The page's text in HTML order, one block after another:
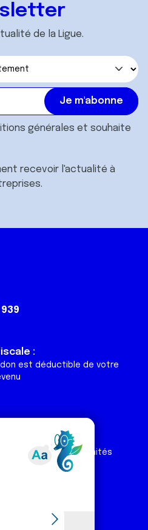
de la Ligue.
générales et souhaite
recevoir l'actualité à
:
don est déductible de votre
Espace Ligue & comités
Espace chercheur